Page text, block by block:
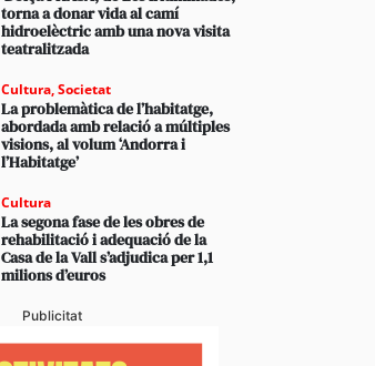
torna a donar vida al camí
hidroelèctric amb una nova visita
teatralitzada
Cultura,Societat
La problemàtica de l’habitatge,
abordada amb relació a múltiples
visions, al volum ‘Andorra i
l’Habitatge’
Cultura
La segona fase de les obres de
rehabilitació i adequació de la
Casa de la Vall s’adjudica per 1,1
milions d’euros
Publicitat